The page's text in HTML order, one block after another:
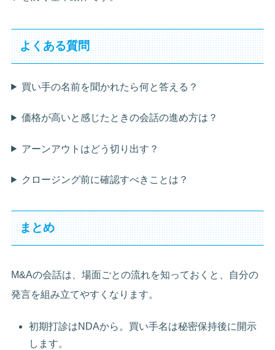
よくある質問
買い手の名前を聞かれたら何と答える？
価格が高いと感じたときの会話の進め方は？
アーンアウトはどう切り出す？
クロージング前に確認すべきことは？
まとめ
M&Aの会話は、場面ごとの流れを知っておくと、自分の
発言を組み立てやすくなります。
初期打診はNDAから。買い手名は秘密保持後に開示
します。